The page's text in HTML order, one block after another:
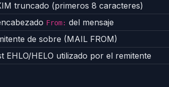
truncado (primeros 8 caracteres)
From: del mensaje
de sobre (MAIL FROM)
EHLO/HELO utilizado por el remitente